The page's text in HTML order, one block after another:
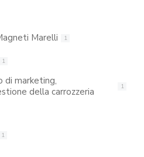
Marelli 1
1
di marketing,
della carrozzeria
1
1